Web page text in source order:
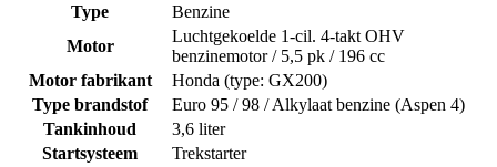
Type
Benzine
Motor
Luchtgekoelde 1-cil. 4-takt OHV
benzinemotor / 5,5 pk / 196 cc
Motor fabrikant
Honda (type: GX200)
Type brandstof
Euro 95 / 98 / Alkylaat benzine (Aspen 4)
Tankinhoud
3,6 liter
Startsysteem
Trekstarter